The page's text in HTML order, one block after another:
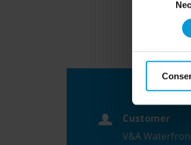
Customer
V&A